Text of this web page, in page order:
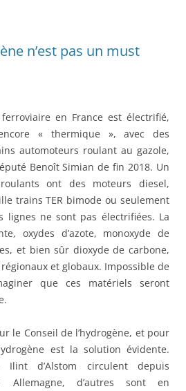
n’est pas un must
en France est électrifié,
« thermique », avec des
automoteurs roulant au gazole,
Benoît Simian de fin 2018. Un
ont des moteurs diesel,
trains TER bimode ou seulement
lignes ne sont pas électrifiées. La
oxydes d’azote, monoxyde de
et bien sûr dioxyde de carbone,
et globaux. Impossible de
que ces matériels seront
le Conseil de l’hydrogène, et pour
est la solution évidente.
Ilint d’Alstom circulent depuis
Allemagne, d’autres sont en